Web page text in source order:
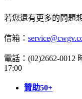
若您還有更多的問題
信箱：
電話：(02)2662-0012
17:00
贊助50+